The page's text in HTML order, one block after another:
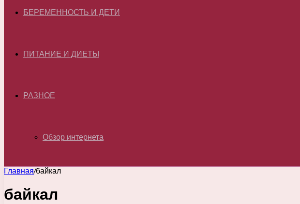
БЕРЕМЕННОСТЬ И ДЕТИ
ПИТАНИЕ И ДИЕТЫ
РАЗНОЕ
Обзор интернета
Главная/байкал
байкал